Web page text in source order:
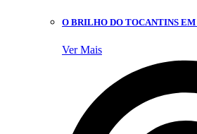
O BRILHO DO TOCANTINS EM
Ver Mais